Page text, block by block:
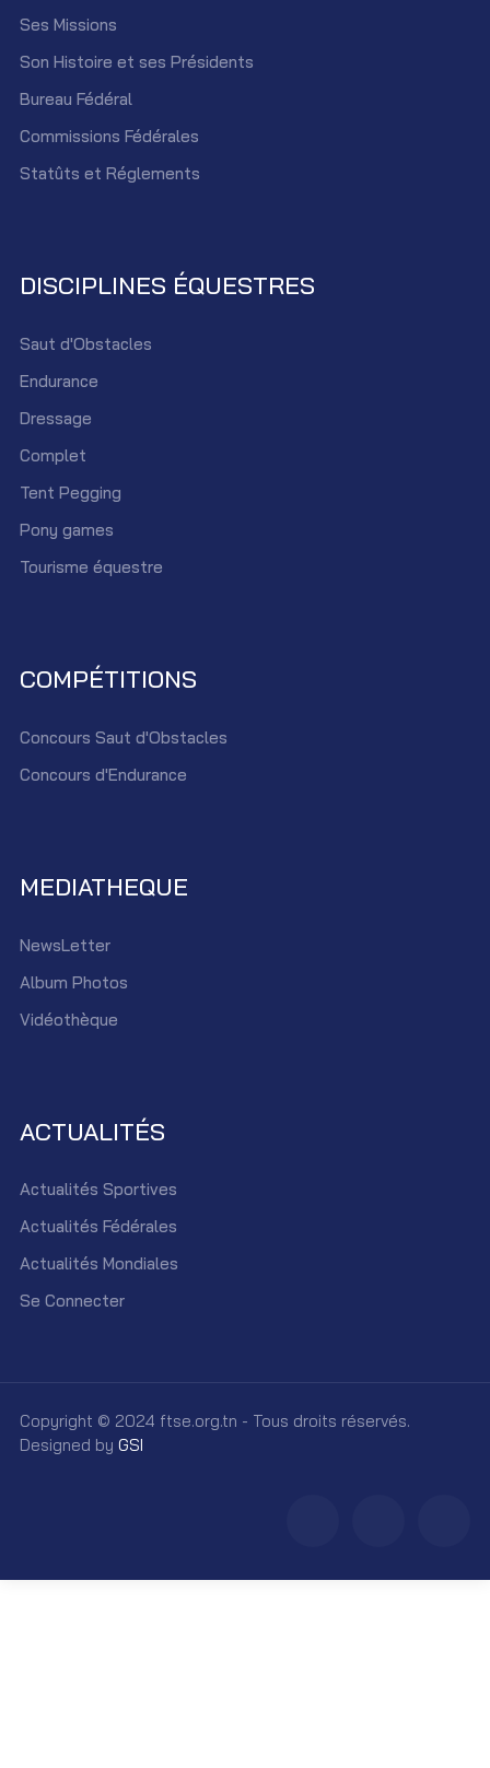
Ses Missions
Son Histoire et ses Présidents
Bureau Fédéral
Commissions Fédérales
Statûts et Réglements
DISCIPLINES ÉQUESTRES
Saut d'Obstacles
Endurance
Dressage
Complet
Tent Pegging
Pony games
Tourisme équestre
COMPÉTITIONS
Concours Saut d'Obstacles
Concours d'Endurance
MEDIATHEQUE
NewsLetter
Album Photos
Vidéothèque
ACTUALITÉS
Actualités Sportives
Actualités Fédérales
Actualités Mondiales
Se Connecter
Copyright © 2024 ftse.org.tn - Tous droits réservés.
Designed by GSI